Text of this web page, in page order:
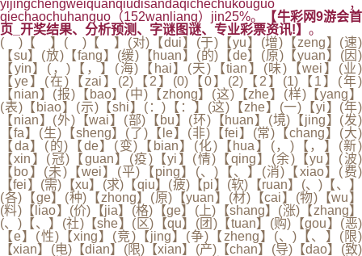
yijingchengweiquanqiudisandaqichechukouguo，
qiechaochuhanguo（152wanliang）jin25%。
【牛彩网9游会首
页_开奖结果、分析预测、字谜图谜、专业彩票资讯!】 。
( )【 】( )【 】(对)【dui】(于)【yu】(增)【zeng】(速)
【su】(放)【fang】(缓)【huan】(的)【de】(原)【yuan】(因)
【yin】(，)【，】(海)【hai】(天)【tian】(味)【wei】(业)
【ye】(在)【zai】(2)【2】(0)【0】(2)【2】(1)【1】(年)
【nian】(报)【bao】(中)【zhong】(这)【zhe】(样)【yang】
(表)【biao】(示)【shi】(：)【：】(这)【zhe】(一)【yi】(年)
【nian】(外)【wai】(部)【bu】(环)【huan】(境)【jing】(发)
【fa】(生)【sheng】(了)【le】(非)【fei】(常)【chang】(大)
【da】(的)【de】(变)【bian】(化)【hua】(，)【，】(新)
【xin】(冠)【guan】(疫)【yi】(情)【qing】(余)【yu】(波)
【bo】(未)【wei】(平)【ping】(、)【、】(消)【xiao】(费)
【fei】(需)【xu】(求)【qiu】(疲)【pi】(软)【ruan】(、)【、】
(各)【ge】(种)【zhong】(原)【yuan】(材)【cai】(物)【wu】
(料)【liao】(价)【jia】(格)【ge】(上)【shang】(涨)【zhang】
(、)【、】(社)【she】(区)【qu】(团)【tuan】(购)【gou】(恶)
【e】(性)【xing】(竞)【jing】(争)【zheng】(、)【、】(限)
【xian】(电)【dian】(限)【xian】(产)【chan】(导)【dao】(致)